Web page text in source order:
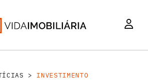
> INVESTIMENTO